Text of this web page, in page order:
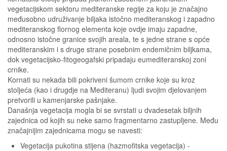
vegetacijskom sektoru mediteranske regije za koju je značajno
međusobno udruživanje biljaka istočno mediteranskog i zapadno
mediteranskog flornog elementa koje ovdje imaju zapadne,
odnosno istočne granice svojih areala, te s jedne strane s opće
mediteranskim i s druge strane posebnim endemičnim biljkama,
dok vegetacijsko-fitogeogafski pripadaju eumediteranskoj zoni
crnike.
Kornati su nekada bili pokriveni šumom crnike koje su kroz
stoljeća (kao i drugdje na Mediteranu) ljudi svojim djelovanjem
pretvorili u kamenjarske pašnjake.
Današnja vegetacija mogla bi se svrstati u dvadesetak biljnih
zajednica od kojih su neke samo fragmentarno zastupljene. Među
značajnijim zajednicama mogu se navesti:
Vegetacija pukotina stijena (hazmofitska vegetacija) -